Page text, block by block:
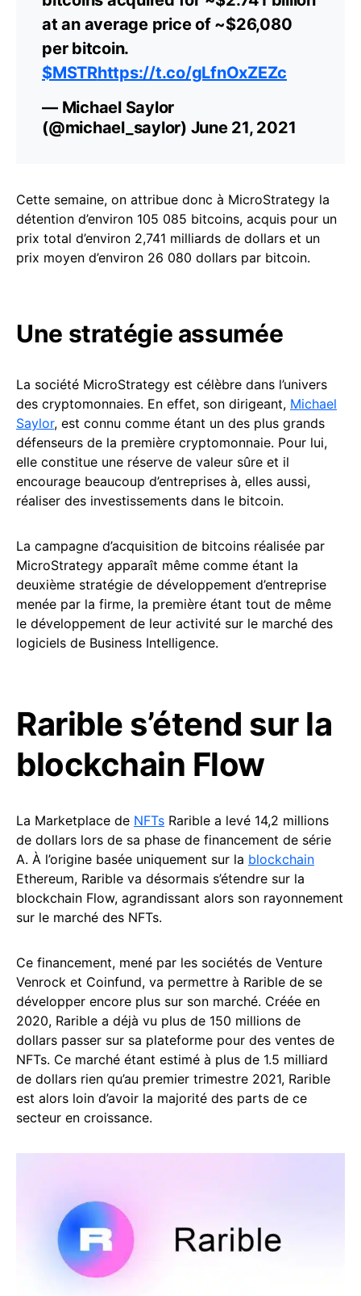
at an average price of ~$26,080
per bitcoin.
$MSTRhttps://t.co/gLfnOxZEZc
— Michael Saylor
(@michael_saylor) June 21, 2021
Cette semaine, on attribue donc à MicroStrategy la
détention d’environ 105 085 bitcoins, acquis pour un
prix total d’environ 2,741 milliards de dollars et un
prix moyen d’environ 26 080 dollars par bitcoin.
Une stratégie assumée
La société MicroStrategy est célèbre dans l’univers
des cryptomonnaies. En effet, son dirigeant, Michael
Saylor, est connu comme étant un des plus grands
défenseurs de la première cryptomonnaie. Pour lui,
elle constitue une réserve de valeur sûre et il
encourage beaucoup d’entreprises à, elles aussi,
réaliser des investissements dans le bitcoin.
La campagne d’acquisition de bitcoins réalisée par
MicroStrategy apparaît même comme étant la
deuxième stratégie de développement d’entreprise
menée par la firme, la première étant tout de même
le développement de leur activité sur le marché des
logiciels de Business Intelligence.
Rarible s’étend sur la
blockchain Flow
La Marketplace de NFTs Rarible a levé 14,2 millions
de dollars lors de sa phase de financement de série
A. À l’origine basée uniquement sur la blockchain
Ethereum, Rarible va désormais s’étendre sur la
blockchain Flow, agrandissant alors son rayonnement
sur le marché des NFTs.
Ce financement, mené par les sociétés de Venture
Venrock et Coinfund, va permettre à Rarible de se
développer encore plus sur son marché. Créée en
2020, Rarible a déjà vu plus de 150 millions de
dollars passer sur sa plateforme pour des ventes de
NFTs. Ce marché étant estimé à plus de 1.5 milliard
de dollars rien qu’au premier trimestre 2021, Rarible
est alors loin d’avoir la majorité des parts de ce
secteur en croissance.